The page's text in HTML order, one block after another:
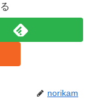
norikam